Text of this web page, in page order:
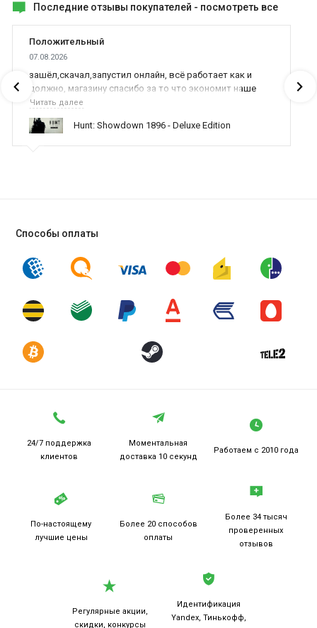
Последние отзывы покупателей - посмотреть все
Положительный
07.08.2026
зашёл,скачал,запустил онлайн, всё работает как и
должно, магазину спасибо за то что экономит наше
время,нервы и деньги, ребята вы красава оказываете
оказываете помощь
Читать далее
Hunt: Showdown 1896 - Deluxe Edition
Способы оплаты
24/7 поддержка
клиентов
Моментальная
доставка 10 секунд
Работаем с 2010 года
По-настоящему
лучшие цены
Более 20 способов
оплаты
Более 34 тысяч
проверенных
отзывов
Регулярные акции,
скидки, конкурсы
Идентификация
Yandex, Тинькофф,